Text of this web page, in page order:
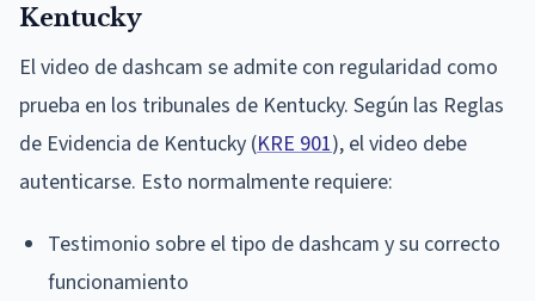
Kentucky
El video de dashcam se admite con regularidad como
prueba en los tribunales de Kentucky. Según las Reglas
de Evidencia de Kentucky (KRE 901), el video debe
autenticarse. Esto normalmente requiere:
Testimonio sobre el tipo de dashcam y su correcto
funcionamiento